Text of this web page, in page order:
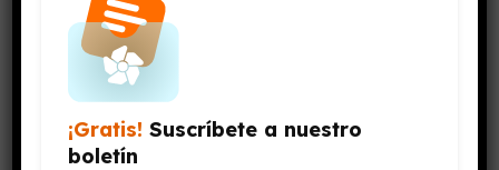
Salud de la Mujer
La vejiga hiperactiva puede afectar tu vida sexual
SALUD DE LA MUJER
La vejiga hiperactiva puede
afectar tu vida sexual
¡Gratis! Suscríbete a nuestro
boletín